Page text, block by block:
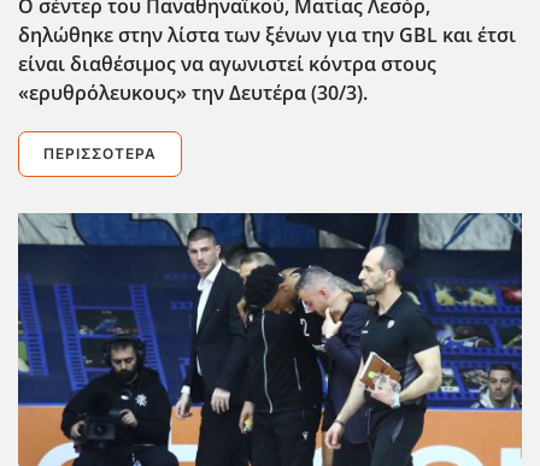
Ο σέντερ του Παναθηναϊκού, Ματίας Λεσόρ,
δηλώθηκε στην λίστα των ξένων για την GBL και έτσι
είναι διαθέσιμος να αγωνιστεί κόντρα στους
«ερυθρόλευκους» την Δευτέρα (30/3).
ΠΕΡΙΣΣΌΤΕΡΑ